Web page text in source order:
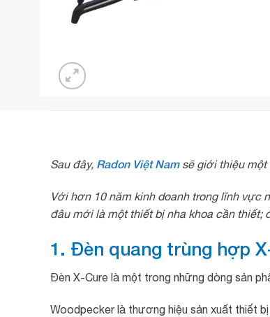
Sau đây, Radon Việt Namsẽ giới thiệu một
Với hơn 10 năm kinh doanh trong lĩnh vực
đâu mới là một thiết bị nha khoa cần thiết;
1. Đèn quang trùng hợp
Đèn X-Cure là một trong những dòng sản
Woodpecker là thương hiệu sản xuất thiết